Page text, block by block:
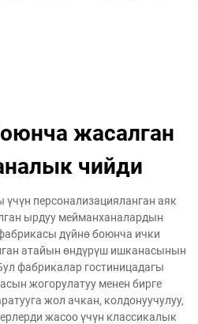
жасалган
чийди
персонализацияланган аяк
ырдуу мейманханалардын
дүйнө боюнча ички
атайын өндүрүш ишканасынын
фабрикалар гостиницадагы
жогорулатуу менен бирге
жол ачкан, колдонуучулуу,
жасоо үчүн классикалык